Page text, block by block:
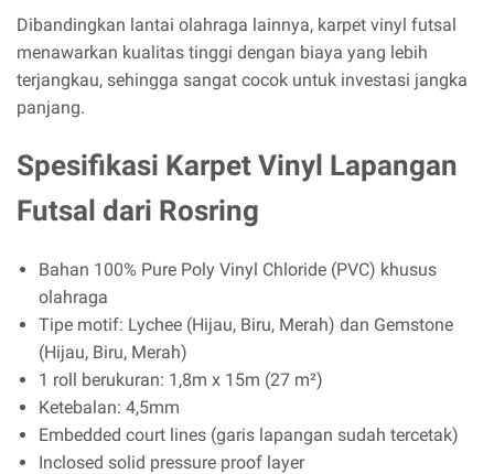
Dibandingkan lantai olahraga lainnya, karpet vinyl futsal
menawarkan kualitas tinggi dengan biaya yang lebih
terjangkau, sehingga sangat cocok untuk investasi jangka
panjang.
Spesifikasi Karpet Vinyl Lapangan
Futsal dari Rosring
Bahan 100% Pure Poly Vinyl Chloride (PVC) khusus
olahraga
Tipe motif: Lychee (Hijau, Biru, Merah) dan Gemstone
(Hijau, Biru, Merah)
1 roll berukuran: 1,8m x 15m (27 m²)
Ketebalan: 4,5mm
Embedded court lines (garis lapangan sudah tercetak)
Inclosed solid pressure proof layer